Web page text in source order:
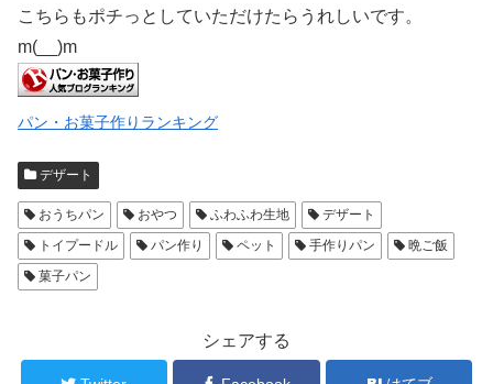
こちらもポチっとしていただけたらうれしいです。
m(__)m
パン・お菓子作りランキング
デザート
おうちパン おやつ ふわふわ生地
デザート
トイプードル
パン作り ペット 手作りパン
晩ご飯
菓子パン
シェアする